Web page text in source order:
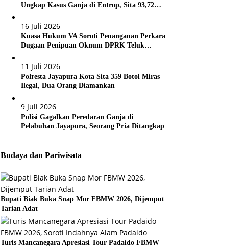
Ungkap Kasus Ganja di Entrop, Sita 93,72
16 Juli 2026
Kuasa Hukum VA Soroti Penanganan Perkara
Dugaan Penipuan Oknum DPRK Teluk
11 Juli 2026
Polresta Jayapura Kota Sita 359 Botol Miras
Ilegal, Dua Orang Diamankan
9 Juli 2026
Polisi Gagalkan Peredaran Ganja di
Pelabuhan Jayapura, Seorang Pria Ditangkap
Budaya dan Pariwisata
Bupati Biak Buka Snap Mor FBMW 2026, Dijemput
Tarian Adat
Turis Mancanegara Apresiasi Tour Padaido FBMW